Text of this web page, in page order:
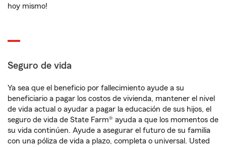
hoy mismo!
Seguro de vida
Ya sea que el beneficio por fallecimiento ayude a su
beneficiario a pagar los costos de vivienda, mantener el nivel
de vida actual o ayudar a pagar la educación de sus hijos, el
seguro de vida de State Farm® ayuda a que los momentos de
su vida continúen. Ayude a asegurar el futuro de su familia
con una póliza de vida a plazo, completa o universal. Usted